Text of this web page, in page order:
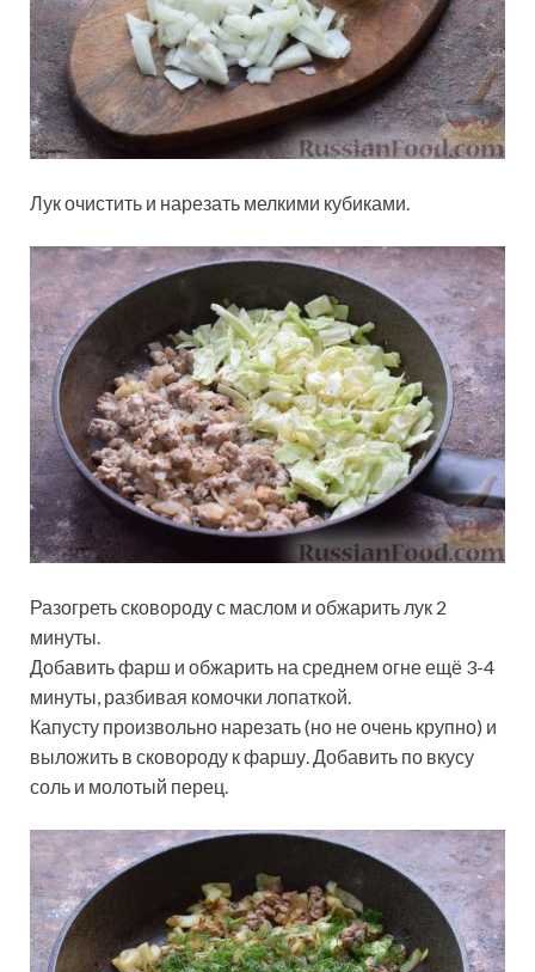
Лук очистить и нарезать мелкими кубиками.
Разогреть сковороду с маслом и обжарить лук 2
минуты.
Добавить фарш и обжарить на среднем огне ещё 3-4
минуты, разбивая комочки лопаткой.
Капусту произвольно нарезать (но не очень крупно) и
выложить в сковороду к фаршу. Добавить по вкусу
соль и молотый перец.